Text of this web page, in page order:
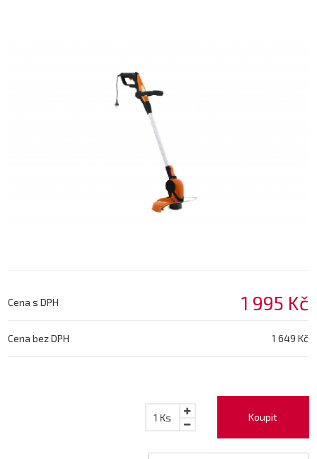
Cena s DPH 1 995 Kč
Cena bez DPH 1 649 Kč
Koupit
1 Ks